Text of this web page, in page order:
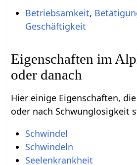
Betriebsamkeit,
Geschäftigkeit
Eigenschaften im
oder danach
Hier einige Eigenschaften,
oder nach Schwunglosigkeit
Schwindel
Schwindeln
Seelenkrankheit